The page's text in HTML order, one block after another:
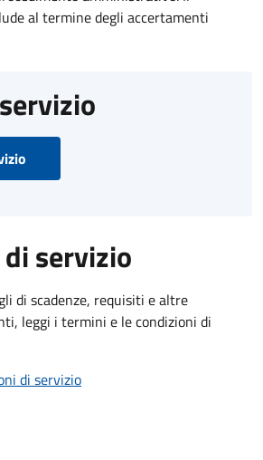
al termine degli accertamenti
servizio
di scadenze, requisiti e altre
leggi i termini e le condizioni di
di servizio